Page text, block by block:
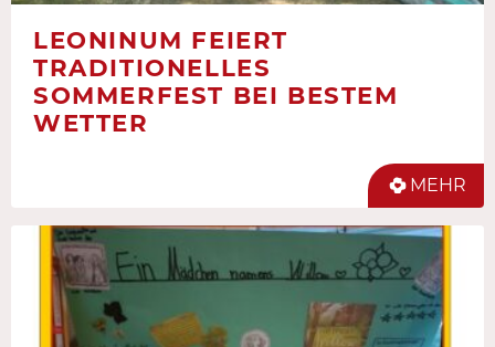
LEONINUM FEIERT
TRADITIONELLES
SOMMERFEST BEI BESTEM
WETTER
MEHR